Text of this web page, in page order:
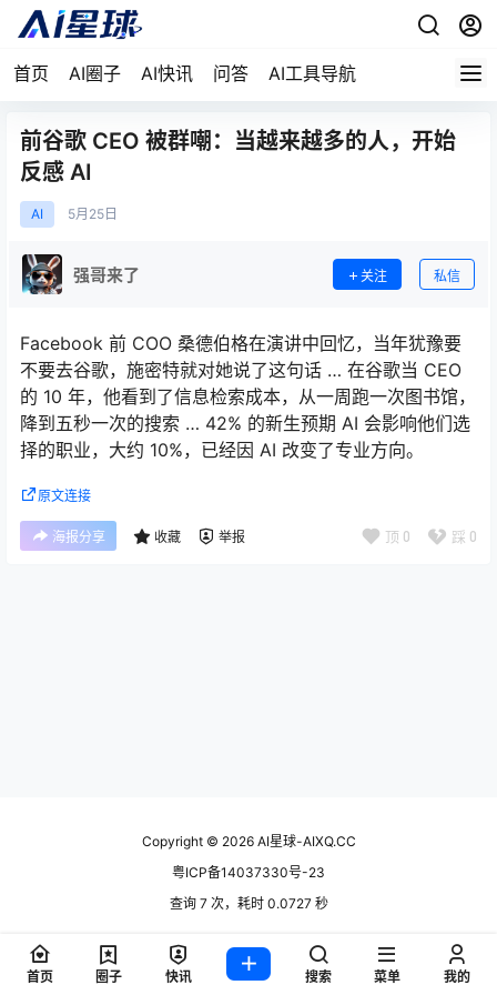
首页 AI圈子 AI快讯 问答 AI工具导航
前谷歌 CEO 被群嘲：当越来越多的人，开始
反感 AI
AI 5月 25日
强哥来了 关注 私信
Facebook 前 COO 桑德伯格在演讲中回忆，当年犹豫要
不要去谷歌，施密特就对她说了这句话 … 在谷歌当 CEO
的 10 年，他看到了信息检索成本，从一周跑一次图书馆，
降到五秒一次的搜索 … 42% 的新生预期 AI 会影响他们选
择的职业，大约 10%，已经因 AI 改变了专业方向。
原文连接
海报分享 收藏 举报 顶 0 踩 0
Copyright © 2026AI星球-AIXQ.CC
粤ICP备14037330号-23
查询 7 次，耗时 0.0727 秒
首页 圈子 快讯 搜索 菜单 我的